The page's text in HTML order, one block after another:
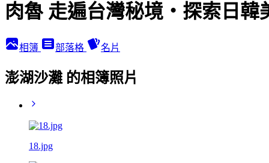
肉魯 走遍台灣秘境・探索日韓
相簿 部落格 名片
澎湖沙灘 的相簿照片
18.jpg